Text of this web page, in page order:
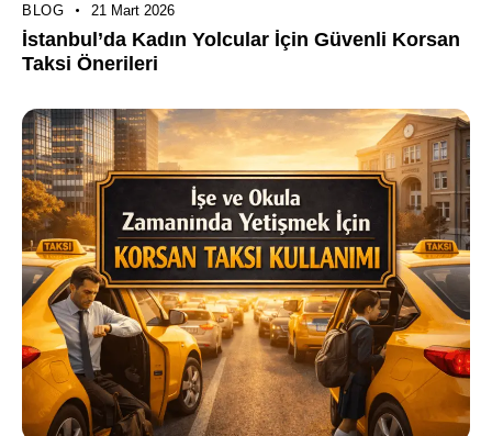
BLOG 21 Mart 2026
İstanbul’da Kadın Yolcular İçin Güvenli Korsan
Taksi Önerileri